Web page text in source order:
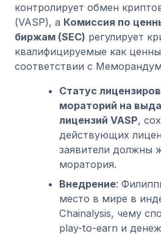
контролирует обмен
(VASP), а Комиссия по
биржам (SEC) регулирует
квалифицируемые как
соответствии с
Статус
мораторий на
лицензий VASP,
действующих
заявители должны
моратория.
Внедрение:
место в мире в
Chainalysis, чему
play-to-earn и